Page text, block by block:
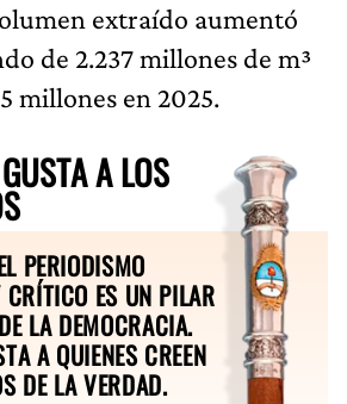
extraído aumentó
de 2.237 millones de m³
millones en 2025.
A LOS
PERIODISMO
CRÍTICO ES UN PILAR
LA DEMOCRACIA.
A QUIENES CREEN
DE LA VERDAD.